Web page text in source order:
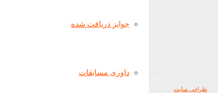
جوایز دریافت شده
داوری مسابقات
(+021) 22360684 | (+98) 9365690241
Copyright ALLORO MILANO. All rights reserved.
طراحی سایت